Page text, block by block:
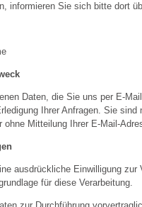
informieren Sie sich bitte dort
Daten, die Sie uns per E-
Ihrer Anfragen. Sie
ohne Mitteilung Ihrer E-Mail-
ausdrückliche Einwilligung
für diese Verarbeitung.